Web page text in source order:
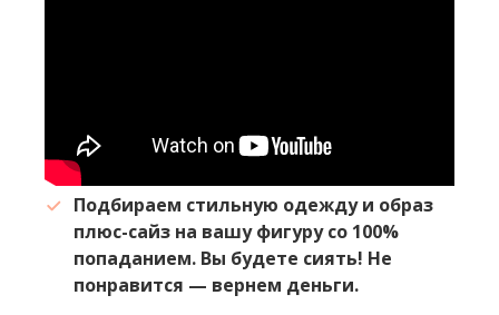
Подбираем стильную одежду и образ
плюс-сайз на вашу фигуру со 100%
попаданием. Вы будете сиять! Не
понравится — вернем деньги.